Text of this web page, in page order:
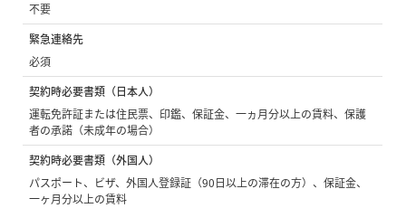
不要
緊急連絡先
必須
契約時必要書類（日本人）
運転免許証または住民票、印鑑、保証金、一ヵ月分以上の賃料、保護
者の承諾（未成年の場合）
契約時必要書類（外国人）
パスポート、ビザ、外国人登録証（90日以上の滞在の方）、保証金、
一ヶ月分以上の賃料